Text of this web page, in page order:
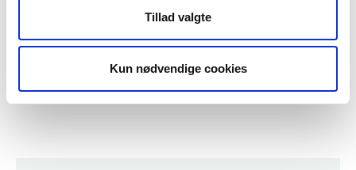
Tillad valgte
Kun nødvendige cookies
tilsynsbesøg inde på ejerens ejendom (ved
fyringsanlægget). Det bør fremgå, at kommunen
opfordrer ejeren til at være til stede og tænde op i
fyringsanlægget. Varsling er dog ikke nødvendigt i